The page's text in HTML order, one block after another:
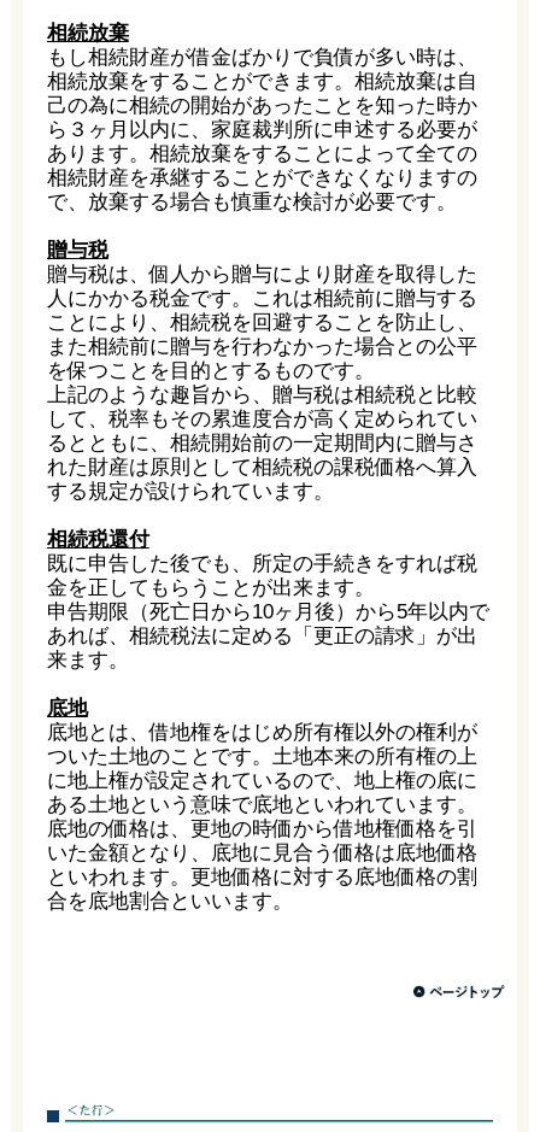
相続放棄
もし相続財産が借金ばかりで負債が多い時は、
相続放棄をすることができます。相続放棄は自
己の為に相続の開始があったことを知った時か
ら３ヶ月以内に、家庭裁判所に申述する必要が
あります。相続放棄をすることによって全ての
相続財産を承継することができなくなりますの
で、放棄する場合も慎重な検討が必要です。
贈与税
贈与税は、個人から贈与により財産を取得した
人にかかる税金です。これは相続前に贈与する
ことにより、相続税を回避することを防止し、
また相続前に贈与を行わなかった場合との公平
を保つことを目的とするものです。
上記のような趣旨から、贈与税は相続税と比較
して、税率もその累進度合が高く定められてい
るとともに、相続開始前の一定期間内に贈与さ
れた財産は原則として相続税の課税価格へ算入
する規定が設けられています。
相続税還付
既に申告した後でも、所定の手続きをすれば税
金を正してもらうことが出来ます。
申告期限（死亡日から10ヶ月後）から5年以内で
あれば、相続税法に定める「更正の請求」が出
来ます。
底地
底地とは、借地権をはじめ所有権以外の権利が
ついた土地のことです。土地本来の所有権の上
に地上権が設定されているので、地上権の底に
ある土地という意味で底地といわれています。
底地の価格は、更地の時価から借地権価格を引
いた金額となり、底地に見合う価格は底地価格
といわれます。更地価格に対する底地価格の割
合を底地割合といいます。